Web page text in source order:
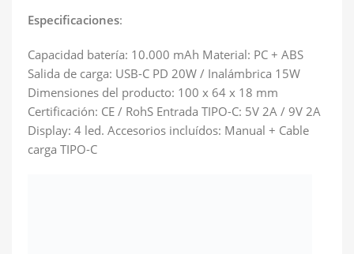
Especificaciones:
Capacidad batería: 10.000 mAh Material: PC + ABS
Salida de carga: USB-C PD 20W / Inalámbrica 15W
Dimensiones del producto: 100 x 64 x 18 mm
Certificación: CE / RohS Entrada TIPO-C: 5V 2A / 9V 2A
Display: 4 led. Accesorios incluídos: Manual + Cable
carga TIPO-C